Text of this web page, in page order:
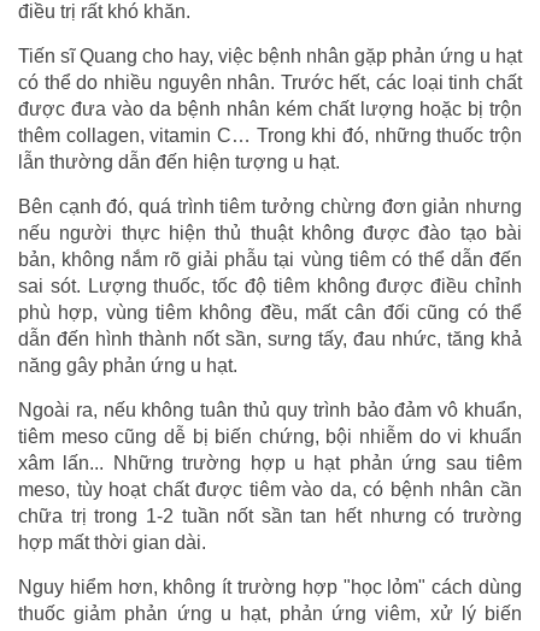
điều trị rất khó khăn.
Tiến sĩ Quang cho hay, việc bệnh nhân gặp phản ứng u hạt
có thể do nhiều nguyên nhân. Trước hết, các loại tinh chất
được đưa vào da bệnh nhân kém chất lượng hoặc bị trộn
thêm collagen, vitamin C… Trong khi đó, những thuốc trộn
lẫn thường dẫn đến hiện tượng u hạt.
Bên cạnh đó, quá trình tiêm tưởng chừng đơn giản nhưng
nếu người thực hiện thủ thuật không được đào tạo bài
bản, không nắm rõ giải phẫu tại vùng tiêm có thể dẫn đến
sai sót. Lượng thuốc, tốc độ tiêm không được điều chỉnh
phù hợp, vùng tiêm không đều, mất cân đối cũng có thể
dẫn đến hình thành nốt sần, sưng tấy, đau nhức, tăng khả
năng gây phản ứng u hạt.
Ngoài ra, nếu không tuân thủ quy trình bảo đảm vô khuẩn,
tiêm meso cũng dễ bị biến chứng, bội nhiễm do vi khuẩn
xâm lấn... Những trường hợp u hạt phản ứng sau tiêm
meso, tùy hoạt chất được tiêm vào da, có bệnh nhân cần
chữa trị trong 1-2 tuần nốt sần tan hết nhưng có trường
hợp mất thời gian dài.
Nguy hiểm hơn, không ít trường hợp "học lỏm" cách dùng
thuốc giảm phản ứng u hạt, phản ứng viêm, xử lý biến